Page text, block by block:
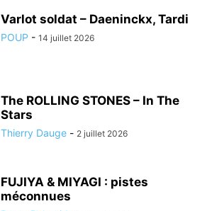
Varlot soldat – Daeninckx, Tardi
POUP - 14 juillet 2026
The ROLLING STONES – In The
Stars
Thierry Dauge - 2 juillet 2026
FUJIYA & MIYAGI : pistes
méconnues